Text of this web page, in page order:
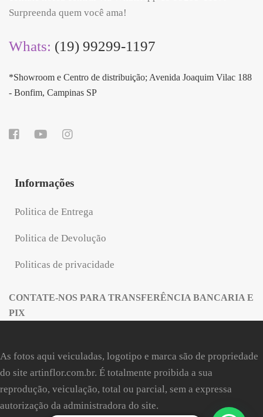
Surpreenda quem você ama!
Whats: (19) 99299-1197
*Showroom e Centro de distribuição; Avenida Joaquim Vilac 188
- Bonfim, Campinas SP
Informações
Politica de Entrega
Politica de Devolução
Politicas de privacidade
CONTATE-NOS PARA TRANSFERÊNCIA BANCARIA E
PIX
As fotos aqui veiculadas, logotipo e marca são de propriedade
do site artinflor.com.br. É totalmente proibida a sua
reprodução, veiculação, total ou parcial, sem a expressa
autorização da administradora do site.